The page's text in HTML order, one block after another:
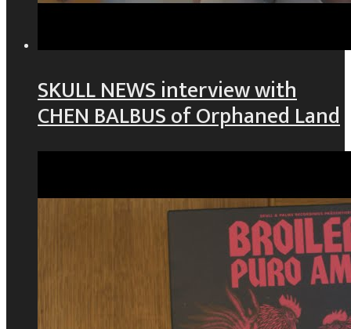
SKULL NEWS interview with
CHEN BALBUS of Orphaned Land